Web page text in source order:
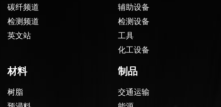
碳纤频道
检测频道
英文站
辅助设备
检测设备
工具
化工设备
材料
树脂
制品
交通运输